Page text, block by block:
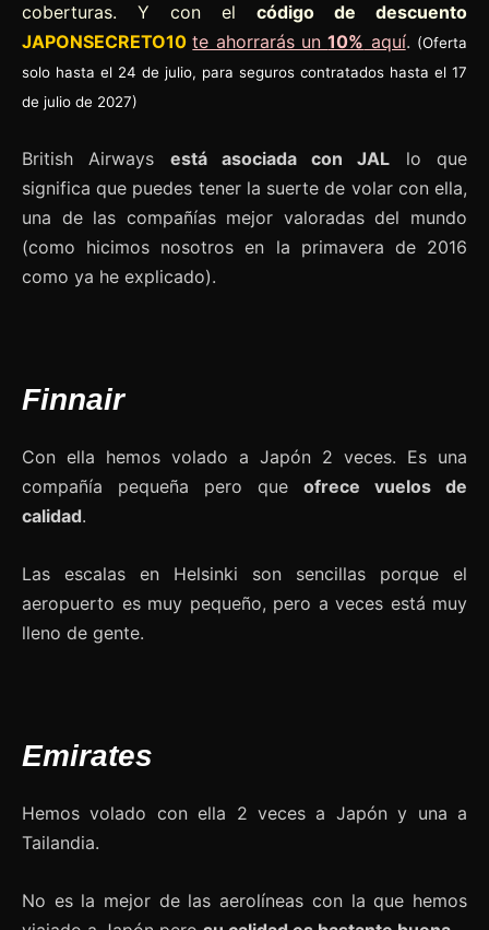
coberturas. Y con el código de descuento
JAPONSECRETO10 te ahorrarás un10% aquí. (Oferta
solo hasta el 24 de julio, para seguros contratados hasta el 17
de julio de 2027)
British Airways está asociada con JAL lo que
significa que puedes tener la suerte de volar con ella,
una de las compañías mejor valoradas del mundo
(como hicimos nosotros en la primavera de 2016
como ya he explicado).
Finnair
Con ella hemos volado a Japón 2 veces. Es una
compañía pequeña pero que ofrece vuelos de
calidad.
Las escalas en Helsinki son sencillas porque el
aeropuerto es muy pequeño, pero a veces está muy
lleno de gente.
Emirates
Hemos volado con ella 2 veces a Japón y una a
Tailandia.
No es la mejor de las aerolíneas con la que hemos